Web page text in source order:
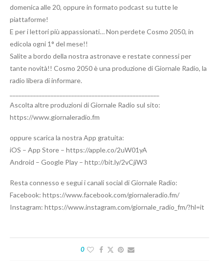
domenica alle 20, oppure in formato podcast su tutte le
piattaforme!
E per i lettori più appassionati… Non perdete Cosmo 2050, in
edicola ogni 1° del mese!!
Salite a bordo della nostra astronave e restate connessi per
tante novità!! Cosmo 2050 è una produzione di Giornale Radio, la
radio libera di informare.
Ascolta altre produzioni di Giornale Radio sul sito:
https://www.giornaleradio.fm
oppure scarica la nostra App gratuita:
iOS – App Store – https://apple.co/2uW01yA
Android – Google Play – http://bit.ly/2vCjiW3
Resta connesso e segui i canali social di Giornale Radio:
Facebook: https://www.facebook.com/giornaleradio.fm/
Instagram: https://www.instagram.com/giornale_radio_fm/?hl=it
0